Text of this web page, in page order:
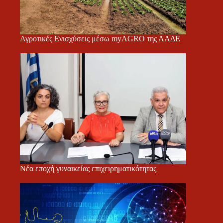
Αγροτικές Ενισχύσεις μέσω myAGRO της ΑΑΔΕ
Νέα εποχή γυναικείας επιχειρηματικότητας